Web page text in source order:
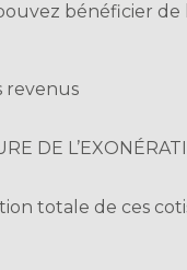
bénéficier de
revenus
DE
totale de ces